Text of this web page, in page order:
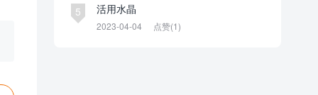
5 活用水晶
2023-04-04 点赞(1)